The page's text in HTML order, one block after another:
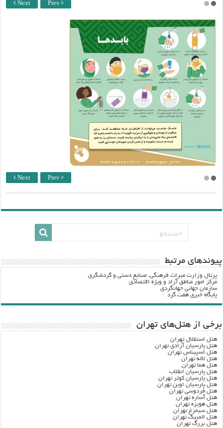
Next Prev
Next Prev
پيوندهاي مرتبط
پرتال وزارت ميراث فرهنگي، صنایع دستی و گردشگري
مرکز امور مناطق آزاد و ویژه اقتصادی
سازمان جهانی جهانگردی
پایگاه خبری هفت گرد
برخی از هتل‌های تهران
هتل استقلال تهران
هتل پارسیان آزادی تهران
هتل اسپیناس تهران
هتل لاله تهران
هتل هما تهران
هتل پارسیان انقلاب
هتل پارسیان کوثر تهران
هتل پارسیان اوین تهران
هتل فردوسی تهران
هتل آساره تهران
هتل هویزه تهران
هتل سیمرغ تهران
هتل المپیک تهران
هتل بزرگ تهران